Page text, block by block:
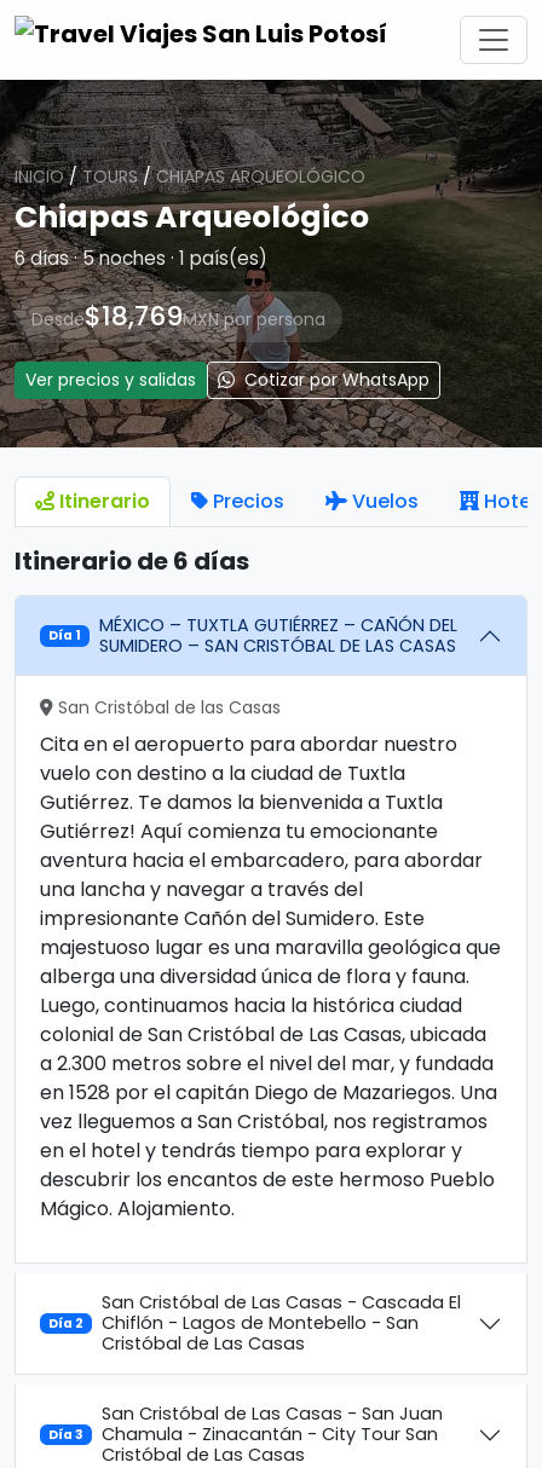
INICIO/TOURS/CHIAPAS ARQUEOLÓGICO
Chiapas Arqueológico
6 días · 5 noches · 1 país(es)
Desde$18,769MXN por persona
Ver precios y salidas Cotizar por WhatsApp
Itinerario Precios Vuelos
Itinerario de 6 días
Día 1
MÉXICO – TUXTLA GUTIÉRREZ – CAÑÓN DEL
SUMIDERO – SAN CRISTÓBAL DE LAS CASAS
San Cristóbal de las Casas
Cita en el aeropuerto para abordar nuestro
vuelo con destino a la ciudad de Tuxtla
Gutiérrez. Te damos la bienvenida a Tuxtla
Gutiérrez! Aquí comienza tu emocionante
aventura hacia el embarcadero, para abordar
una lancha y navegar a través del
impresionante Cañón del Sumidero. Este
majestuoso lugar es una maravilla geológica que
alberga una diversidad única de flora y fauna.
Luego, continuamos hacia la histórica ciudad
colonial de San Cristóbal de Las Casas, ubicada
a 2.300 metros sobre el nivel del mar, y fundada
en 1528 por el capitán Diego de Mazariegos. Una
vez lleguemos a San Cristóbal, nos registramos
en el hotel y tendrás tiempo para explorar y
descubrir los encantos de este hermoso Pueblo
Mágico. Alojamiento.
Día 2
San Cristóbal de Las Casas - Cascada El
Chiflón - Lagos de Montebello - San
Cristóbal de Las Casas
Día 3
San Cristóbal de Las Casas - San Juan
Chamula - Zinacantán - City Tour San
Cristóbal de Las Casas